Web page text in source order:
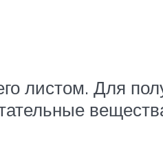
листом. Для